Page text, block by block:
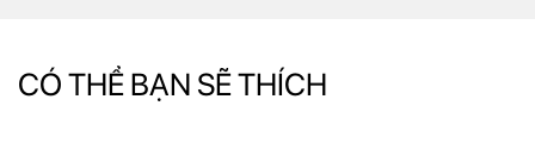
CÓ THỂ BẠN SẼ THÍCH